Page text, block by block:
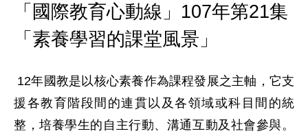
「國際教育心動線」107年第21集
「素養學習的課堂風景」
援各教育階段間的連貫以及各領域或科目間的統
整，培養學生的自主行動、溝通互動及社會參與。